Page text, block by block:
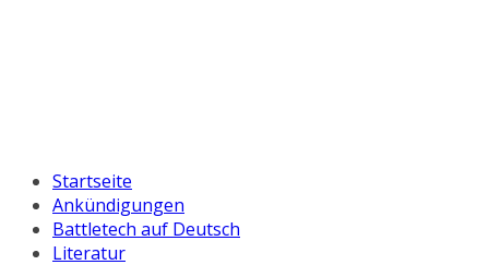
Startseite
Ankündigungen
Battletech auf Deutsch
Literatur